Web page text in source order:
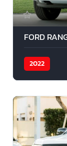
FORD
2022